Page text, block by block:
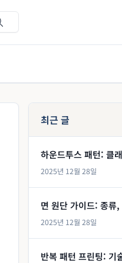
최근 글
하운드투스 패턴: 클
2025년 12월 28일
면 원단 가이드: 종류
2025년 12월 28일
반복 패턴 프린팅: 기